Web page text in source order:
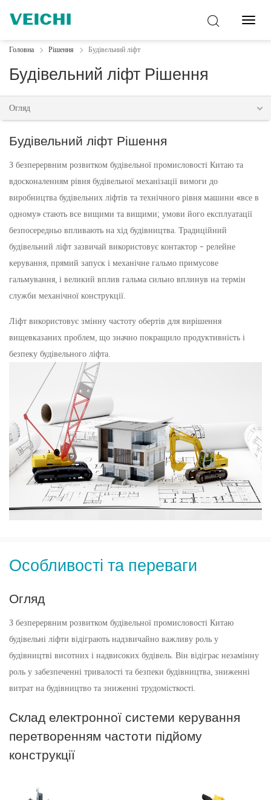
Головна Рішення Будівельний ліфт
Будівельний ліфт Рішення
Огляд
Будівельний ліфт Рішення
З безперервним розвитком будівельної промисловості Китаю та
вдосконаленням рівня будівельної механізації вимоги до
виробництва будівельних ліфтів та технічного рівня машини «все в
одному» стають все вищими та вищими; умови його експлуатації
безпосередньо впливають на хід будівництва. Традиційний
будівельний ліфт зазвичай використовує контактор - релейне
керування, прямий запуск і механічне гальмо примусове
гальмування, і великий вплив гальма сильно вплинув на термін
служби механічної конструкції.
Ліфт використовує змінну частоту обертів для вирішення
вищевказаних проблем, що значно покращило продуктивність і
безпеку будівельного ліфта.
Особливості та переваги
Огляд
З безперервним розвитком будівельної промисловості Китаю
будівельні ліфти відіграють надзвичайно важливу роль у
будівництві висотних і надвисоких будівель. Він відіграє незамінну
роль у забезпеченні тривалості та безпеки будівництва, зниженні
витрат на будівництво та зниженні трудомісткості.
Склад електронної системи керування
перетворенням частоти підйому
конструкції